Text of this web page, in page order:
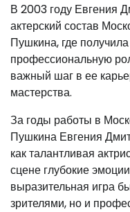
В 2003 году Евгения
актерский состав
Пушкина, где
профессиональную
важный шаг в ее
мастерства.
За годы работы в
Пушкина Евгения
как талантливая
сцене глубокие
выразительная игра
зрителями, но и